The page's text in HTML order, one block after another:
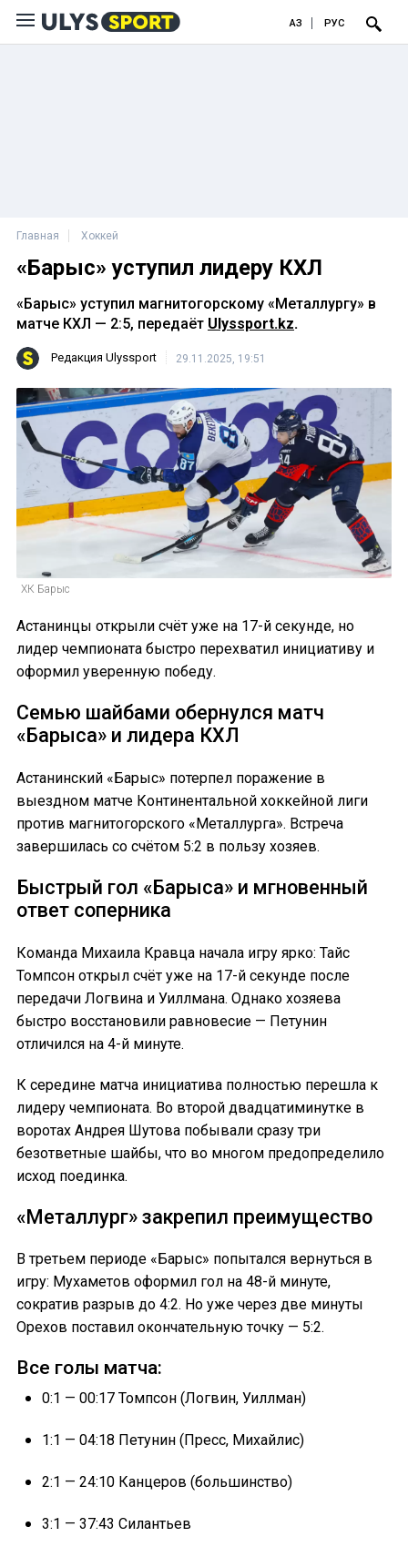
ҚАЗ РУС
Главная Хоккей
«Барыс» уступил лидеру КХЛ
«Барыс» уступил магнитогорскому «Металлургу» в
матче КХЛ — 2:5, передаёт Ulyssport.kz.
Редакция Ulyssport 29.11.2025, 19:51
ХК Барыс
Астанинцы открыли счёт уже на 17-й секунде, но
лидер чемпионата быстро перехватил инициативу и
оформил уверенную победу.
Семью шайбами обернулся матч
«Барыса» и лидера КХЛ
Астанинский «Барыс» потерпел поражение в
выездном матче Континентальной хоккейной лиги
против магнитогорского «Металлурга». Встреча
завершилась со счётом 5:2 в пользу хозяев.
Быстрый гол «Барыса» и мгновенный
ответ соперника
Команда Михаила Кравца начала игру ярко: Тайс
Томпсон открыл счёт уже на 17-й секунде после
передачи Логвина и Уиллмана. Однако хозяева
быстро восстановили равновесие — Петунин
отличился на 4-й минуте.
К середине матча инициатива полностью перешла к
лидеру чемпионата. Во второй двадцатиминутке в
воротах Андрея Шутова побывали сразу три
безответные шайбы, что во многом предопределило
исход поединка.
«Металлург» закрепил преимущество
В третьем периоде «Барыс» попытался вернуться в
игру: Мухаметов оформил гол на 48-й минуте,
сократив разрыв до 4:2. Но уже через две минуты
Орехов поставил окончательную точку — 5:2.
Все голы матча:
0:1 — 00:17 Томпсон (Логвин, Уиллман)
1:1 — 04:18 Петунин (Пресс, Михайлис)
2:1 — 24:10 Канцеров (большинство)
3:1 — 37:43 Силантьев